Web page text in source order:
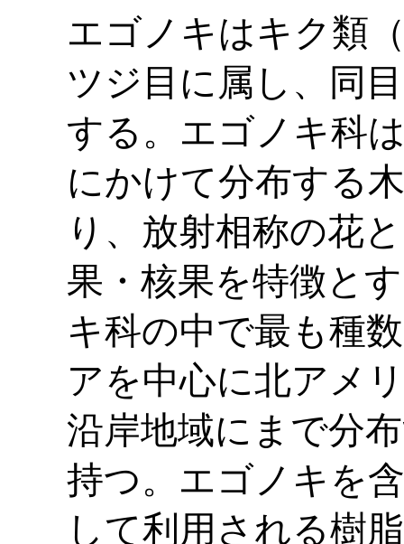
エゴノキはキク類
ツジ目に属し、同
する。エゴノキ科
にかけて分布する
り、放射相称の花
果・核果を特徴と
キ科の中で最も種
アを中心に北アメ
沿岸地域にまで分
持つ。エゴノキを
して利用される樹